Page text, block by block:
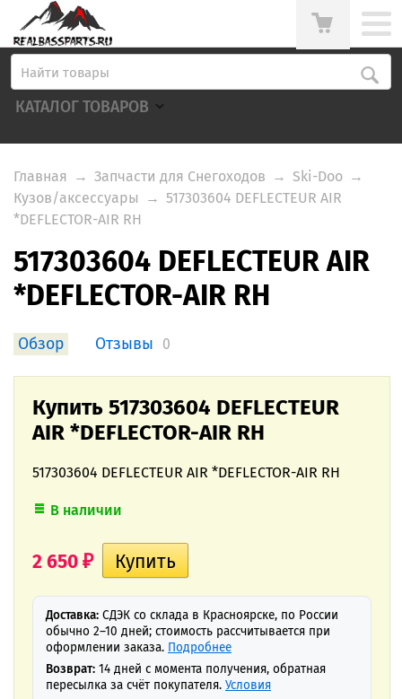
КАТАЛОГ ТОВАРОВ
Главная → Запчасти для Снегоходов → Ski-Doo →
Кузов/аксессуары
→ 517303604 DEFLECTEUR AIR
*DEFLECTOR-AIR RH
517303604 DEFLECTEUR AIR
*DEFLECTOR-AIR RH
Обзор Отзывы 0
Купить 517303604 DEFLECTEUR
AIR *DEFLECTOR-AIR RH
517303604 DEFLECTEUR AIR *DEFLECTOR-AIR RH
В наличии
2 650 ₽
Доставка: СДЭК со склада в Красноярске, по России
обычно 2–10 дней; стоимость рассчитывается при
оформлении заказа. Подробнее
Возврат: 14 дней с момента получения, обратная
пересылка за счёт покупателя. Условия